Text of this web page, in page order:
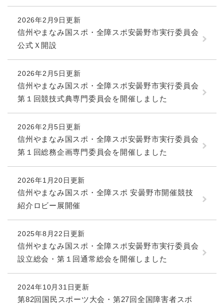
2026年2月9日更新
信州やまなみ国スポ・全障スポ安曇野市実行委員会
公式Ｘ開設
2026年2月5日更新
信州やまなみ国スポ・全障スポ安曇野市実行委員会
第１回競技式典専門委員会を開催しました
2026年2月5日更新
信州やまなみ国スポ・全障スポ安曇野市実行委員会
第１回総務企画専門委員会を開催しました
2026年1月20日更新
信州やまなみ国スポ・全障スポ 安曇野市開催競技
紹介ロビー展開催
2025年8月22日更新
信州やまなみ国スポ・全障スポ安曇野市実行委員会
設立総会・第１回通常総会を開催しました
2024年10月31日更新
第82回国民スポーツ大会・第27回全国障害者スポ